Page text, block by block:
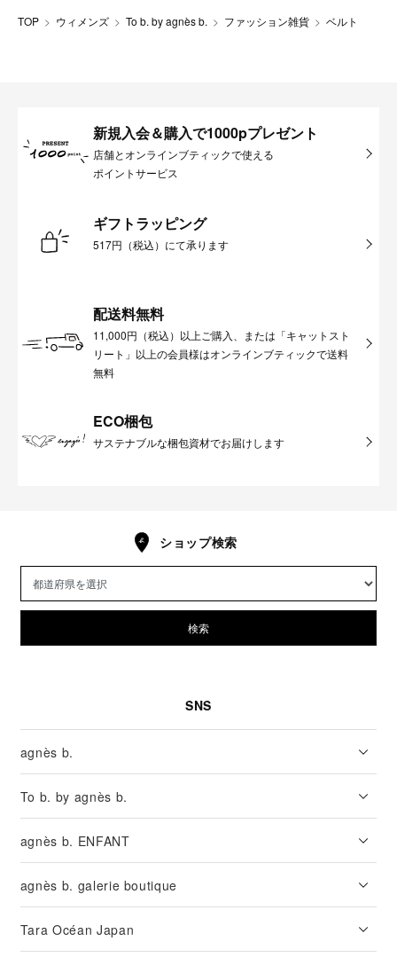
TOP ウィメンズ To b. by agnès b. ファッション雑貨 ベルト
新規入会＆購入で1000pプレゼント
店舗とオンラインブティックで使える
ポイントサービス
ギフトラッピング
517円（税込）にて承ります
配送料無料
11,000円（税込）以上ご購入、または「キャットスト
リート」以上の会員様はオンラインブティックで送料
無料
ECO梱包
サステナブルな梱包資材でお届けします
ショップ検索
検索
SNS
agnès b.
To b. by agnès b.
agnès b. ENFANT
agnès b. galerie boutique
Tara Océan Japan